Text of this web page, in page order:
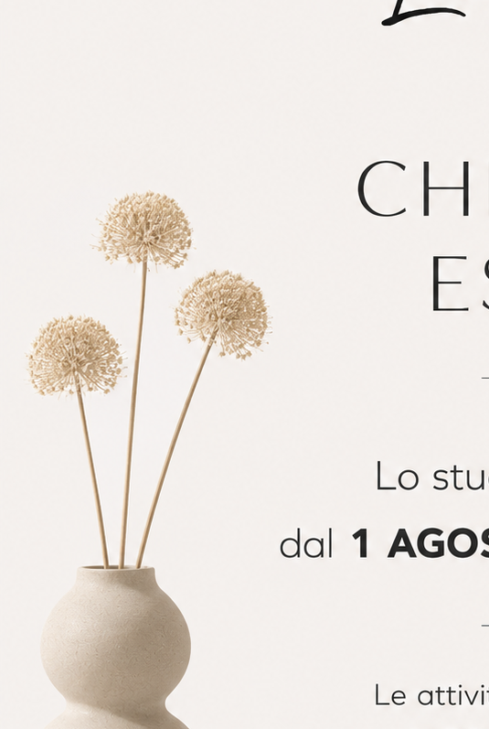
moda e sono perfetti per chi ama i luoghi caldi e icolori accesi
giocoso e colorato, potete scegliere il tessuto raffigurante la
3) NEUTRO SOFT
Per chi invece vuole mantenere uno stile sobrio, leggero e non
caso vostro. Tessuti in fibra naturale e carte da parati con linee
freschezza e leggerezza, come le tende in tessuto ecocompatibile,
tono e i tocchi di colore pastello trasmettono un senso di calma e
4) VIAGGIO